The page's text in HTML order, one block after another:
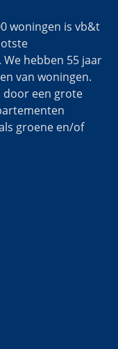
woningen is vb&t
hebben 55 jaar
van woningen.
door een grote
groene en/of